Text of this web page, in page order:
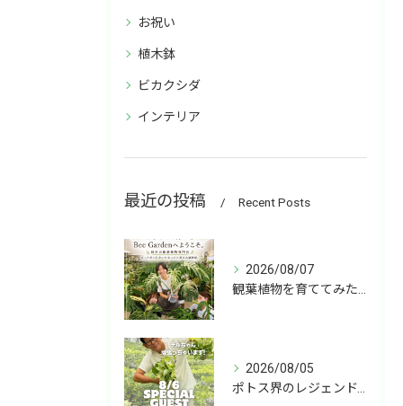
お祝い
植木鉢
ビカクシダ
インテリア
最近の投稿 Recent Posts
2026/08/07
観葉植物を育ててみたいけど、何を選べばいいか分からない」
2026/08/05
ポトス界のレジェンド、COME BACK!!!